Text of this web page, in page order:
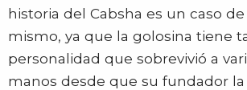
historia del Cabsha es un caso
mismo, ya que la golosina tiene
personalidad que sobrevivió a
manos desde que su fundador